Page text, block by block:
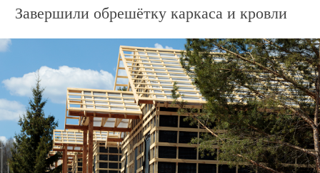
Подготовили материал для облицовки
Дом по адресу
ул. Заповедная, 8